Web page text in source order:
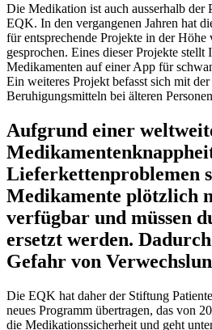
Die Medikation ist auch ausserhalb der
EQK. In den vergangenen Jahren hat
für entsprechende Projekte in der
gesprochen. Eines dieser Projekte stellt
Medikamenten auf einer App für
Ein weiteres Projekt befasst sich mit
Beruhigungsmitteln bei älteren
Aufgrund einer
Lieferkettenproblemen
Medikamente plötzlich
verfügbar und müssen
ersetzt werden.
Gefahr von
Die EQK hat daher der Stiftung
neues Programm übertragen, das von
die Medikationssicherheit und geht